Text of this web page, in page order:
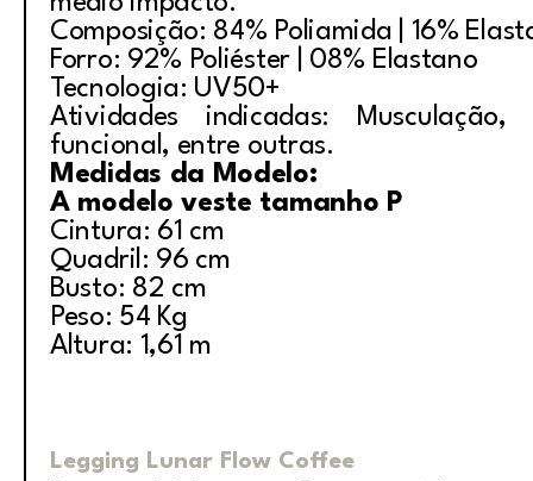
Composição: 84% Poliamida | 16%
Forro: 92% Poliéster | 08% Elastano
Tecnologia: UV50+
Atividades indicadas:
funcional, entre outras.
Medidas da Modelo:
A modelo veste tamanho P
Cintura: 61 cm
Quadril: 96 cm
Busto: 82 cm
Peso: 54 Kg
Altura: 1,61 m
Legging Lunar Flow Coffee